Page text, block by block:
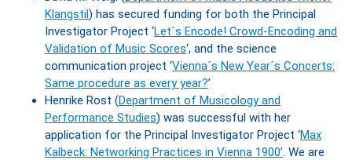
Klangstil) has secured funding for both the Principal
Investigator Project ‘Let´s Encode! Crowd-Encoding and
Validation of Music Scores‘, and the science
communication project ‘Vienna´s New Year´s Concerts:
Same procedure as every year?’
Henrike Rost (Department of Musicology and
Performance Studies) was successful with her
application for the Principal Investigator Project ‘Max
Kalbeck: Networking Practices in Vienna 1900’. We are